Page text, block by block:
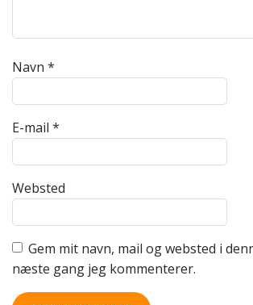
Navn *
E-mail *
Websted
Gem mit navn, mail og websted i
næste gang jeg kommenterer.